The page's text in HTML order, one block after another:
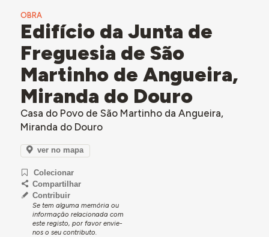
OBRA
Edifício da Junta de
Freguesia de São
Martinho de Angueira,
Miranda do Douro
Casa do Povo de São Martinho da Angueira,
Miranda do Douro
ver no mapa
Colecionar
Compartilhar
Contribuir
Se tem alguma memória ou
informação relacionada com
este registo, por favor envie-
nos o seu contributo.